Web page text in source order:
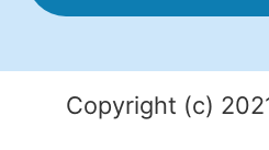
Copyright (c)